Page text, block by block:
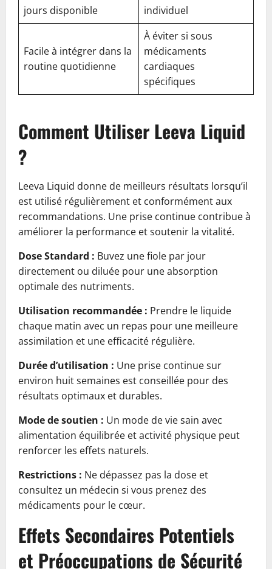
jours disponible
individuel
Facile à intégrer dans la
routine quotidienne
À éviter si sous
médicaments
cardiaques
spécifiques
Comment Utiliser Leeva Liquid
?
Leeva Liquid donne de meilleurs résultats lorsqu’il
est utilisé régulièrement et conformément aux
recommandations. Une prise continue contribue à
améliorer la performance et soutenir la vitalité.
Dose Standard : Buvez une fiole par jour
directement ou diluée pour une absorption
optimale des nutriments.
Utilisation recommandée : Prendre le liquide
chaque matin avec un repas pour une meilleure
assimilation et une efficacité régulière.
Durée d’utilisation : Une prise continue sur
environ huit semaines est conseillée pour des
résultats optimaux et durables.
Mode de soutien : Un mode de vie sain avec
alimentation équilibrée et activité physique peut
renforcer les effets naturels.
Restrictions : Ne dépassez pas la dose et
consultez un médecin si vous prenez des
médicaments pour le cœur.
Effets Secondaires Potentiels
et Préoccupations de Sécurité